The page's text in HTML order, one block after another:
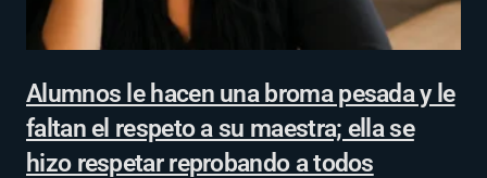
Alumnos le hacen una broma pesada y le
faltan el respeto a su maestra; ella se
hizo respetar reprobando a todos